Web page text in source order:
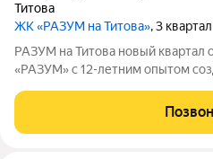
Титова
ЖК «РАЗУМ на Титова», 3
РАЗУМ на Титова новый квартал от федерального девелопера
«РАЗУМ» с 12-летним опытом
Монтёрская, Титова и
районе создан по концепции